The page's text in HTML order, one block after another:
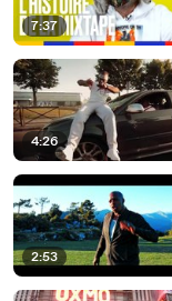
7:37
4:26
2:53